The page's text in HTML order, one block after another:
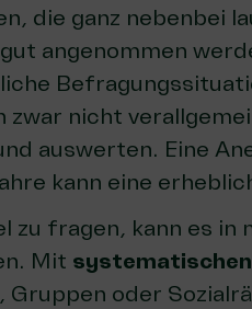
die ganz nebenbei
angenommen
zwar nicht
auswerten. Eine
kann eine
zu fragen, kann es in
Mit
Gruppen oder